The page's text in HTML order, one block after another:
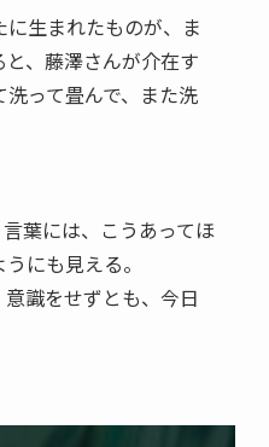
生まれたものが、ま
、藤澤さんが介在す
って畳んで、また洗
葉には、こうあってほ
にも見える。
識をせずとも、今日